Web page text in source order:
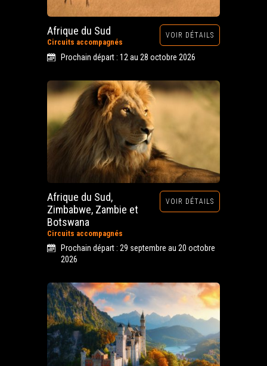
Afrique du Sud
Circuits accompagnés
VOIR DÉTAILS
Prochain départ : 12 au 28 octobre 2026
Afrique du Sud,
Zimbabwe, Zambie et
Botswana
Circuits accompagnés
VOIR DÉTAILS
Prochain départ : 29 septembre au 20 octobre
2026